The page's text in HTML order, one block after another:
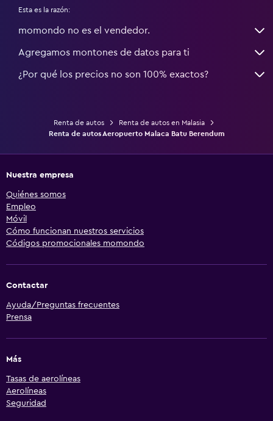
Esta es la razón:
momondo no es el vendedor.
Agregamos montones de datos para ti
¿Por qué los precios no son 100% exactos?
Renta de autos
Renta de autos en Malasia
Renta de autos Aeropuerto Malaca Batu Berendum
Nuestra empresa
Quiénes somos
Empleo
Móvil
Cómo funcionan nuestros servicios
Códigos promocionales momondo
Contactar
Ayuda/Preguntas frecuentes
Prensa
Más
Tasas de aerolíneas
Aerolíneas
Seguridad